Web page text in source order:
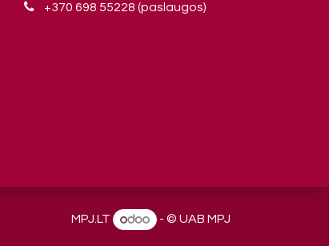
+370 698 55228 (paslaugos)
MPJ.LT - © UAB MPJ .